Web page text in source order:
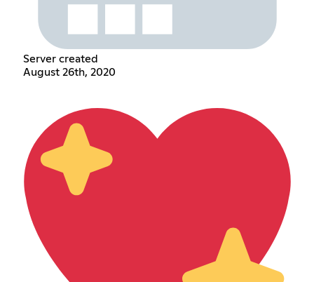
Server created
August 26th, 2020